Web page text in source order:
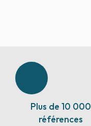
Plus de 10 000
références